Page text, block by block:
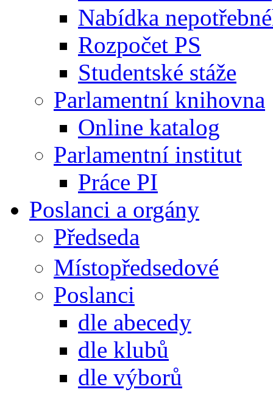
Nabídka
Rozpočet PS
Studentské stáže
Parlamentní knihovna
Online katalog
Parlamentní institut
Práce PI
Poslanci a orgány
Předseda
Místopředsedové
Poslanci
dle abecedy
dle klubů
dle výborů